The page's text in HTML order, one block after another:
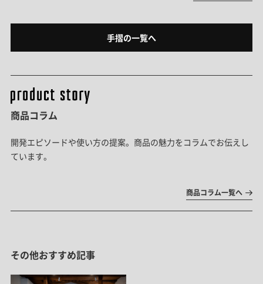
手摺の一覧へ
商品コラム
開発エピソードや使い方の提案。商品の魅力をコラムでお伝えし
ています。
商品コラム一覧へ
その他おすすめ記事